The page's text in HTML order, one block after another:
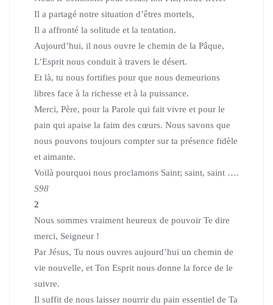
Il a partagé notre situation d’êtres mortels,
Il a affronté la solitude et la tentation.
Aujourd’hui, il nous ouvre le chemin de la Pâque,
L’Esprit nous conduit à travers le désert.
Et là, tu nous fortifies pour que nous demeurions
libres face à la richesse et à la puissance.
Merci, Père, pour la Parole qui fait vivre et pour le
pain qui apaise la faim des cœurs. Nous savons que
nous pouvons toujours compter sur ta présence fidèle
et aimante.
Voilà pourquoi nous proclamons Saint; saint, saint ….
S98
2
Nous sommes vraiment heureux de pouvoir Te dire
merci, Seigneur !
Par Jésus, Tu nous ouvres aujourd’hui un chemin de
vie nouvelle, et Ton Esprit nous donne la force de le
suivre.
Il suffit de nous laisser nourrir du pain essentiel de Ta